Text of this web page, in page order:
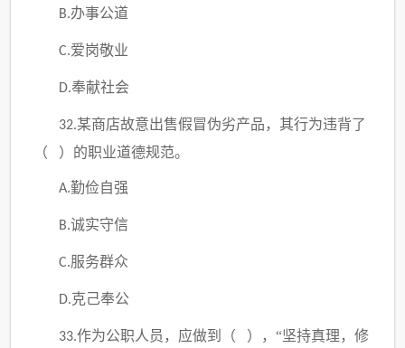
B.办事公道
C.爱岗敬业
D.奉献社会
32.某商店故意出售假冒伪劣产品，其行为违背了
（ ）的职业道德规范。
A.勤俭自强
B.诚实守信
C.服务群众
D.克己奉公
33.作为公职人员，应做到（ ）
，“坚持真理，修